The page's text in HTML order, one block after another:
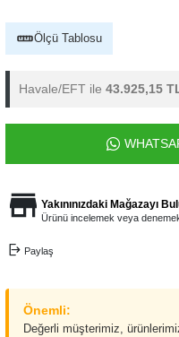
Ölçü Tablosu
Havale/EFT ile 43.925,15
Yakınınızdaki Mağazayı
Ürünü incelemek veya
Paylaş
Önemli:
Değerli müşterimiz,